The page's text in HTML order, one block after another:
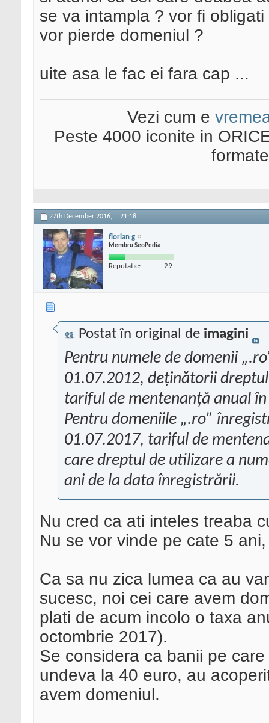
se va intampla ? vor fi
vor pierde domeniul ?
uite asa le fac ei fara cap ...
Vezi cum e
Peste 4000 iconite in
27th December 2016, 21:18
florian g
Membru SeoPedia
Reputatie: 29
Postat în original de imagini
Pentru numele de domenii
01.07.2012, deținătorii
tariful de mentenanță anual
Pentru domeniile „.ro”
01.07.2017, tariful de
care dreptul de utilizare a
ani de la data înregistrării.
Nu cred ca ati inteles treaba
Nu se vor vinde pe cate 5
Ca sa nu zica lumea ca au
sucesc, noi cei care avem
plati de acum incolo o taxa
octombrie 2017).
Se considera ca banii pe
undeva la 40 euro, au
avem domeniul.